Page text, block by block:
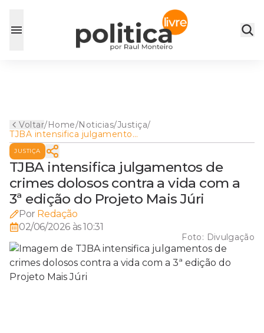
Voltar/Home/Noticias/Justiça/
TJBA intensifica julgamentos
de crimes dolosos contra a
vida com a 3ª edição do
Projeto Mais Júri
JUSTIÇA
TJBA intensifica julgamentos de
crimes dolosos contra a vida com a
3ª edição do Projeto Mais Júri
Por Redação
02/06/2026 às 10:31
Foto: Divulgação